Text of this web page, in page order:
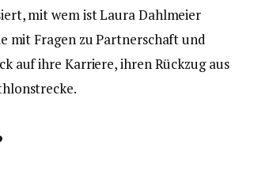
mit wem ist Laura Dahlmeier
mit Fragen zu Partnerschaft und
auf ihre Karriere, ihren Rückzug aus